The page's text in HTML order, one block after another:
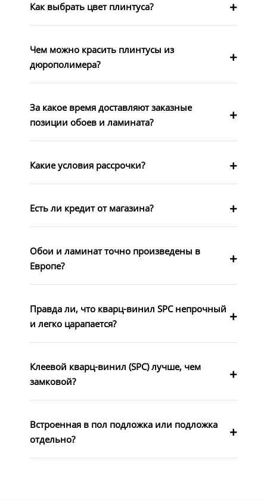
Как выбрать цвет плинтуса?
Чем можно красить плинтусы из
дюрополимера?
За какое время доставляют заказные
позиции обоев и ламината?
Какие условия рассрочки?
Есть ли кредит от магазина?
Обои и ламинат точно произведены в
Европе?
Правда ли, что кварц-винил SPC непрочный
и легко царапается?
Клеевой кварц-винил (SPC) лучше, чем
замковой?
Встроенная в пол подложка или подложка
отдельно?